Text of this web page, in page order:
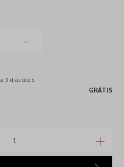
3 dias úteis
GRÁTIS